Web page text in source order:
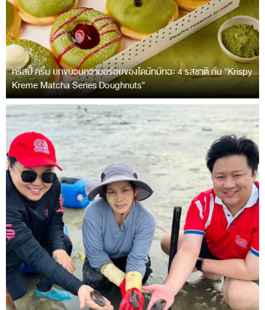
คริสปี้ ครีม ยกขบวนความอร่อยของโดนัทมัทฉะ 4 รสชาติ กับ “Krispy
Kreme Matcha Series Doughnuts”